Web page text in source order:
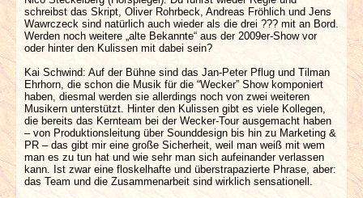
schreibst das Skript, Oliver Rohrbeck, Andreas Fröhlich und Jens
Wawrczeck sind natürlich auch wieder als die drei ??? mit an Bord.
Werden noch weitere „alte Bekannte“ aus der 2009er-Show vor
oder hinter den Kulissen mit dabei sein?
Kai Schwind: Auf der Bühne sind das Jan-Peter Pflug und Tilman
Ehrhorn, die schon die Musik für die “Wecker” Show komponiert
haben, diesmal werden sie allerdings noch von zwei weiteren
Musikern unterstützt. Hinter den Kulissen gibt es viele Kollegen,
die bereits das Kernteam bei der Wecker-Tour ausgemacht haben
– von Produktionsleitung über Sounddesign bis hin zu Marketing &
PR – das gibt mir eine große Sicherheit, weil man weiß mit wem
man es zu tun hat und wie sehr man sich aufeinander verlassen
kann. Ist zwar eine floskelhafte und überstrapazierte Phrase, aber:
das Team und die Zusammenarbeit sind wirklich sensationell.